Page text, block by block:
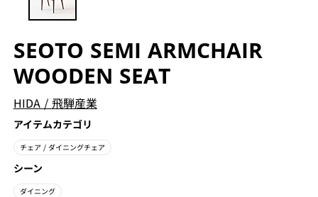
SEOTO SEMI ARMCHAIR
WOODEN SEAT
HIDA / 飛騨産業
アイテムカテゴリ
チェア / ダイニングチェア
シーン
ダイニング